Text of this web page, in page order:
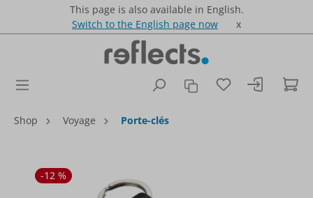
This page is also available in English.
Switch to the English page now
x
Vous avez 0 Le
Shop Voyage Porte-clés
-12 %